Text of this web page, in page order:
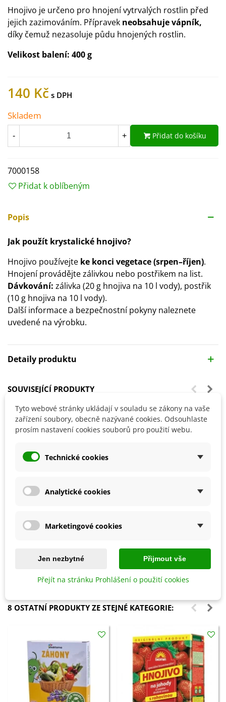
Hnojivo je určeno pro hnojení vytrvalých rostlin před
jejich zazimováním. Přípravek neobsahuje vápník,
díky čemuž nezasoluje půdu hnojených rostlin.
Velikost balení: 400 g
140 Kč
Skladem
- + Přidat do košíku
7000158
Přidat k oblíbeným
Popis
Jak použít krystalické hnojivo?
Hnojivo používejte ke konci vegetace (srpen–říjen).
Hnojení provádějte zálivkou nebo postřikem na list.
Dávkování: zálivka (20 g hnojiva na 10 l vody), postřik
(10 g hnojiva na 10 l vody).
Další informace a bezpečnostní pokyny naleznete
uvedené na výrobku.
Detaily produktu
SOUVISEJÍCÍ PRODUKTY
Přidat do košíku
Sirná svíce - 25 cm - 1 ks
161 Kč
8 OSTATNÍ PRODUKTY ZE STEJNÉ KATEGORIE:
Tyto webové stránky ukládají v souladu se zákony na vaše
zařízení soubory, obecně nazývané cookies. Odsouhlaste
prosím nastavení cookies souborů pro použití webu.
Technické cookies
Analytické cookies
Marketingové cookies
Jen nezbytné Přijmout vše
Přejít na stránku Prohlášení o použití cookies